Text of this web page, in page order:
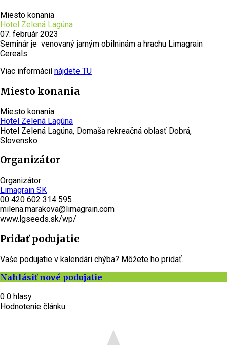
Miesto konania
Hotel Zelená Lagúna
07. február 2023
Seminár je venovaný jarným obilninám a hrachu Limagrain
Cereals.
Viac informáciínájdete TU
Miesto konania
Miesto konania
Hotel Zelená Lagúna
Hotel Zelená Lagúna, Domaša rekreačná oblasť Dobrá,
Slovensko
Organizátor
Organizátor
Limagrain SK
00 420 602 314 595
milena.marakova@limagrain.com
www.lgseeds.sk/wp/
Pridať podujatie
Vaše podujatie v kalendári chýba? Môžete ho pridať.
Nahlásiť nové podujatie
0 0 hlasy
Hodnotenie článku